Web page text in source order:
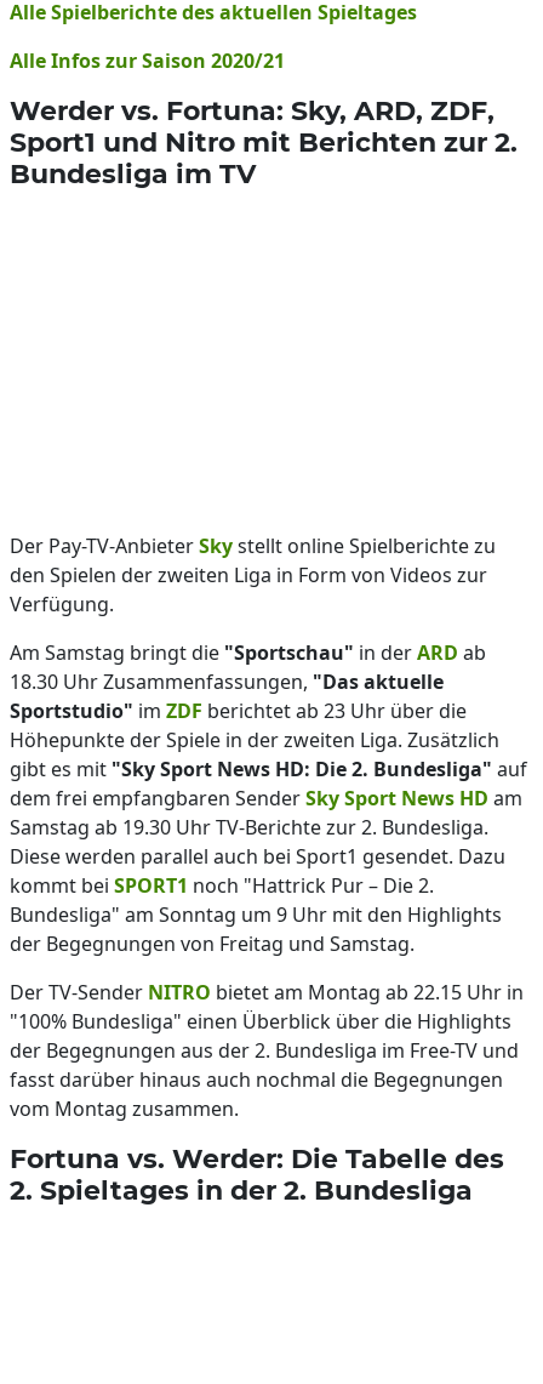
Alle Spielberichte des aktuellen Spieltages
Alle Infos zur Saison 2020/21
Werder vs. Fortuna: Sky, ARD, ZDF,
Sport1 und Nitro mit Berichten zur 2.
Bundesliga im TV
Der Pay-TV-AnbieterSkystellt online Spielberichte zu
den Spielen der zweiten Liga in Form von Videos zur
Verfügung.
Am Samstag bringt die "Sportschau" in derARD ab
18.30 Uhr Zusammenfassungen, "Das aktuelle
Sportstudio" im ZDF berichtet ab 23 Uhr über die
Höhepunkte der Spiele in der zweiten Liga. Zusätzlich
gibt es mit "Sky Sport News HD: Die 2. Bundesliga" auf
dem frei empfangbaren SenderSky Sport News HD am
Samstag ab 19.30 Uhr TV-Berichte zur 2. Bundesliga.
Diese werden parallel auch bei Sport1 gesendet. Dazu
kommt bei SPORT1 noch "Hattrick Pur – Die 2.
Bundesliga" am Sonntag um 9 Uhr mit den Highlights
der Begegnungen von Freitag und Samstag.
Der TV-Sender NITRO bietet am Montag ab 22.15 Uhr in
"100% Bundesliga" einen Überblick über die Highlights
der Begegnungen aus der 2. Bundesliga im Free-TV und
fasst darüber hinaus auch nochmal die Begegnungen
vom Montag zusammen.
Fortuna vs. Werder: Die Tabelle des
2. Spieltages in der 2. Bundesliga